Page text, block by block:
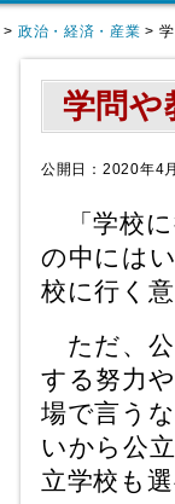
> 政治・経済・産業 >
学問や
公開日：2020年4
「学校に
の中には
校に行く
ただ、公
する努力
場で言う
いから公
立学校も